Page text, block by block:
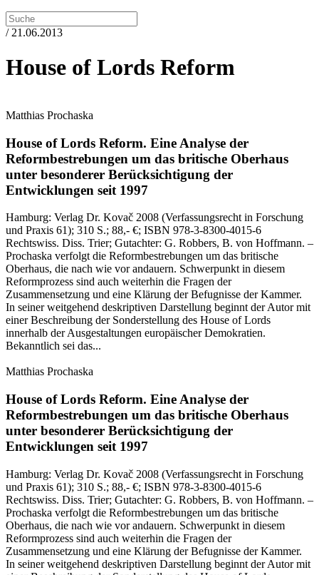
/ 21.06.2013
House of Lords Reform
Matthias Prochaska
House of Lords Reform. Eine Analyse der
Reformbestrebungen um das britische Oberhaus
unter besonderer Berücksichtigung der
Entwicklungen seit 1997
Hamburg: Verlag Dr. Kovač 2008 (Verfassungsrecht in Forschung
und Praxis 61); 310 S.; 88,- €; ISBN 978-3-8300-4015-6
Rechtswiss. Diss. Trier; Gutachter: G. Robbers, B. von Hoffmann. –
Prochaska verfolgt die Reformbestrebungen um das britische
Oberhaus, die nach wie vor andauern. Schwerpunkt in diesem
Reformprozess sind auch weiterhin die Fragen der
Zusammensetzung und eine Klärung der Befugnisse der Kammer.
In seiner weitgehend deskriptiven Darstellung beginnt der Autor mit
einer Beschreibung der Sonderstellung des House of Lords
innerhalb der Ausgestaltungen europäischer Demokratien.
Bekanntlich sei das...
Matthias Prochaska
House of Lords Reform. Eine Analyse der
Reformbestrebungen um das britische Oberhaus
unter besonderer Berücksichtigung der
Entwicklungen seit 1997
Hamburg: Verlag Dr. Kovač 2008 (Verfassungsrecht in Forschung
und Praxis 61); 310 S.; 88,- €; ISBN 978-3-8300-4015-6
Rechtswiss. Diss. Trier; Gutachter: G. Robbers, B. von Hoffmann. –
Prochaska verfolgt die Reformbestrebungen um das britische
Oberhaus, die nach wie vor andauern. Schwerpunkt in diesem
Reformprozess sind auch weiterhin die Fragen der
Zusammensetzung und eine Klärung der Befugnisse der Kammer.
In seiner weitgehend deskriptiven Darstellung beginnt der Autor mit